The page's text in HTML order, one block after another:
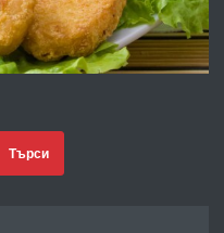
преди 1 година
"По стъпките на Ангел
Търси